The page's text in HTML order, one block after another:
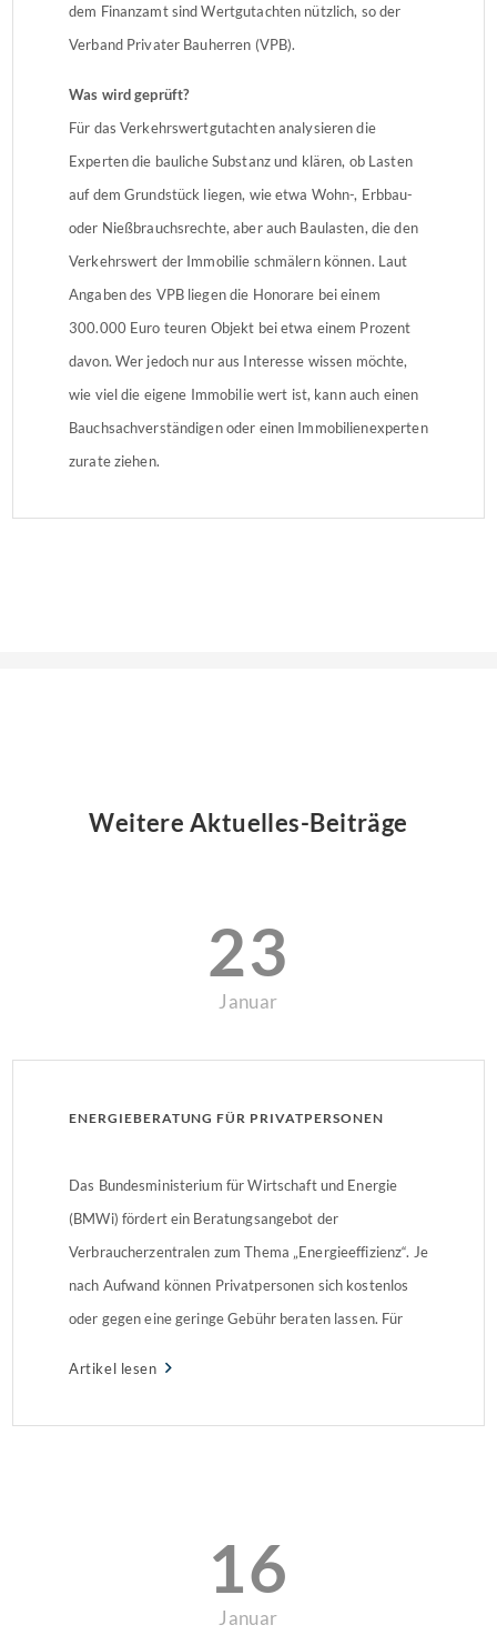
dem Finanzamt sind Wertgutachten nützlich, so der
Verband Privater Bauherren (VPB).
Was wird geprüft?
Für das Verkehrswertgutachten analysieren die
Experten die bauliche Substanz und klären, ob Lasten
auf dem Grundstück liegen, wie etwa Wohn-, Erbbau-
oder Nießbrauchsrechte, aber auch Baulasten, die den
Verkehrswert der Immobilie schmälern können. Laut
Angaben des VPB liegen die Honorare bei einem
300.000 Euro teuren Objekt bei etwa einem Prozent
davon. Wer jedoch nur aus Interesse wissen möchte,
wie viel die eigene Immobilie wert ist, kann auch einen
Bauchsachverständigen oder einen Immobilienexperten
zurate ziehen.
Weitere Aktuelles-Beiträge
23
Januar
ENERGIEBERATUNG FÜR PRIVATPERSONEN
Das Bundesministerium für Wirtschaft und Energie
(BMWi) fördert ein Beratungsangebot der
Verbraucherzentralen zum Thema „Energieeffizienz“. Je
nach Aufwand können Privatpersonen sich kostenlos
oder gegen eine geringe Gebühr beraten lassen. Für
Artikel lesen
16
Januar